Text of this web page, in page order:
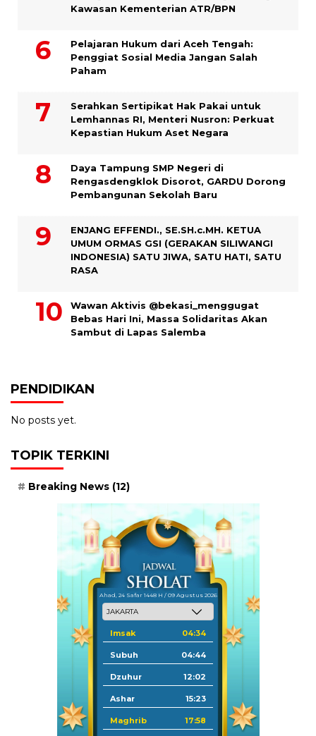
Kawasan Kementerian ATR/BPN
Pelajaran Hukum dari Aceh Tengah:
Penggiat Sosial Media Jangan Salah
Paham
Serahkan Sertipikat Hak Pakai untuk
Lemhannas RI, Menteri Nusron: Perkuat
Kepastian Hukum Aset Negara
Daya Tampung SMP Negeri di
Rengasdengklok Disorot, GARDU Dorong
Pembangunan Sekolah Baru
ENJANG EFFENDI., SE.SH.c.MH. KETUA
UMUM ORMAS GSI (GERAKAN SILIWANGI
INDONESIA) SATU JIWA, SATU HATI, SATU
RASA
Wawan Aktivis @bekasi_menggugat
Bebas Hari Ini, Massa Solidaritas Akan
Sambut di Lapas Salemba
PENDIDIKAN
No posts yet.
TOPIK TERKINI
Breaking News (12)
Ahad, 24 Safar 1448 H / 09 Agustus 2026
Imsak 04:34
Subuh 04:44
Dzuhur 12:02
Ashar 15:23
Maghrib 17:58